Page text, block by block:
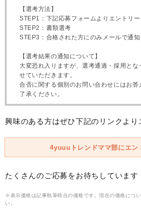
【選考方法】
STEP1：下記応募フォームよりエントリー
STEP2：書類選考
STEP3：合格された方にのみメールで通知
【選考結果の通知について】
大変恐れ入りますが、選考通過・採用とな
せていただきます。
合否に関する個別のお問い合わせにはお
了承ください。
興味のある方はぜひ下記のリンクより
4yuuuトレンドママ部にエン
たくさんのご応募をお待ちしています
※表示価格は記事執筆時点の価格です。現在の価格につ
い。